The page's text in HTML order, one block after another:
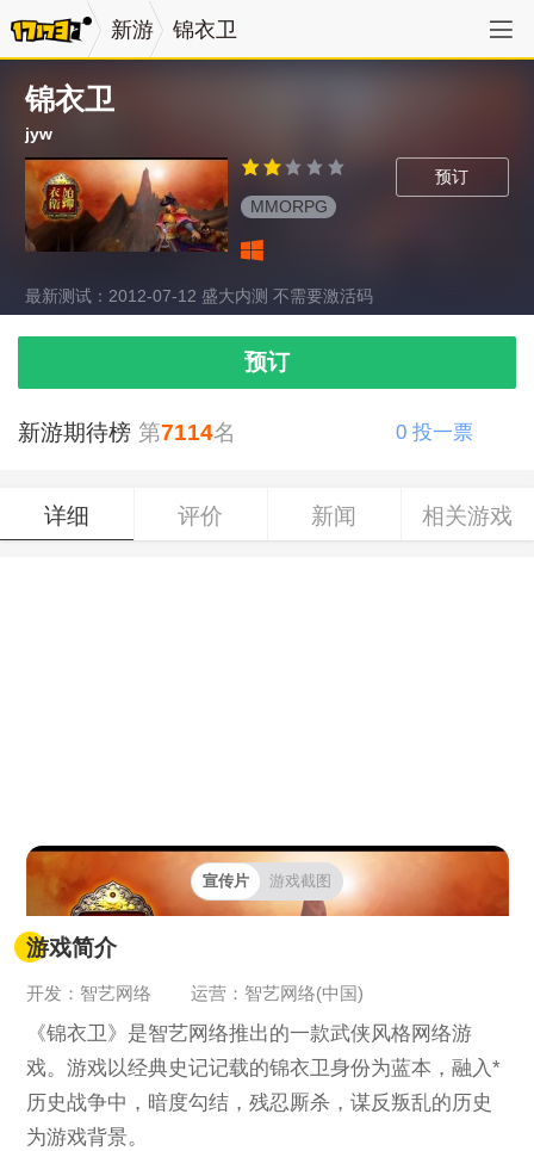
新游 锦衣卫
锦衣卫
jyw
预订
MMORPG
最新测试：2012-07-12 盛大内测 不需要激活码
预订
新游期待榜 第7114名 0 投一票
详细 评价 新闻 相关游戏
宣传片 游戏截图
游戏简介
开发：智艺网络 运营：智艺网络(中国)
《锦衣卫》是智艺网络推出的一款武侠风格网络游
戏。游戏以经典史记记载的锦衣卫身份为蓝本，融入*
历史战争中，暗度勾结，残忍厮杀，谋反叛乱的历史
为游戏背景。